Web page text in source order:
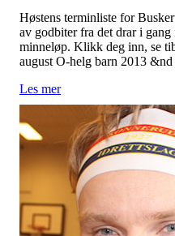
Høstens terminliste for
av godbiter fra det drar i
minneløp. Klikk deg inn, se
august O-helg barn 2013 &nd
Les mer